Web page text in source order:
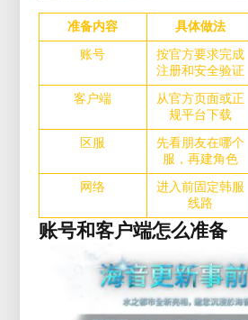
准备内容 具体做法
账号
按官方要求完成
注册和安全验证
客户端
从官方页面或正
规平台下载
区服
先看朋友在哪个
服，再建角色
网络
进入前固定韩服
线路
账号和客户端怎么准备